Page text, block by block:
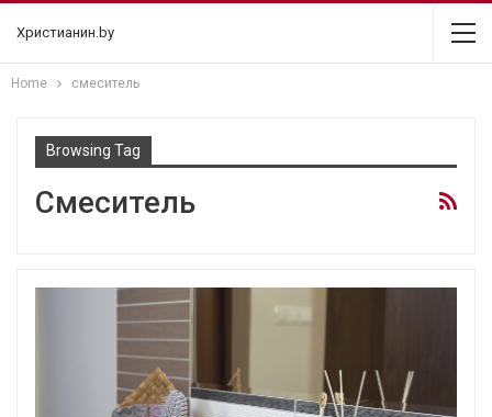
Христианин.by
Home смеситель
Browsing Tag
Смеситель